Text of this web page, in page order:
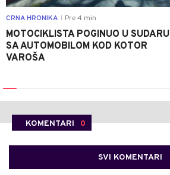
CRNA HRONIKA Pre 4 min
MOTOCIKLISTA POGINUO U SUDARU
SA AUTOMOBILOM KOD KOTOR
VAROŠA
KOMENTARI 0
SVI KOMENTARI